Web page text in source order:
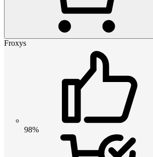
Froxys
98%